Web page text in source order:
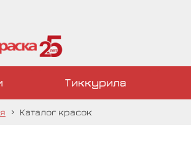
Тиккурила
› Каталог красок